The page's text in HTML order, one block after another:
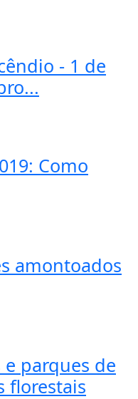
- 1 de
Como
amontoados
parques de
florestais